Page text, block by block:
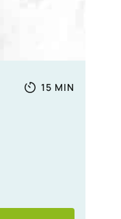
Totale
15 MINUTEN
MIN